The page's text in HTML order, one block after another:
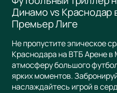
Динамо vs Краснодар
Премьер Лиге
Не пропустите эпическое
Краснодара на ВТБ Арене
атмосферу большого
ярких моментов.
наслаждайтесь игрой в